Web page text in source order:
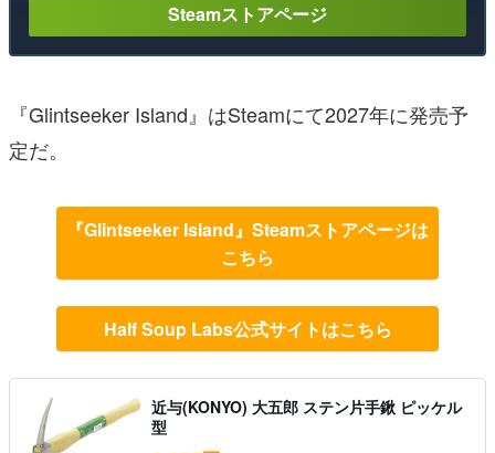
Steamストアページ
『Glintseeker Island』はSteamにて2027年に発売予
定だ。
『Glintseeker Island』Steamストアページは
こちら
Half Soup Labs公式サイトはこちら
近与(KONYO) 大五郎 ステン片手鍬 ピッケル
型